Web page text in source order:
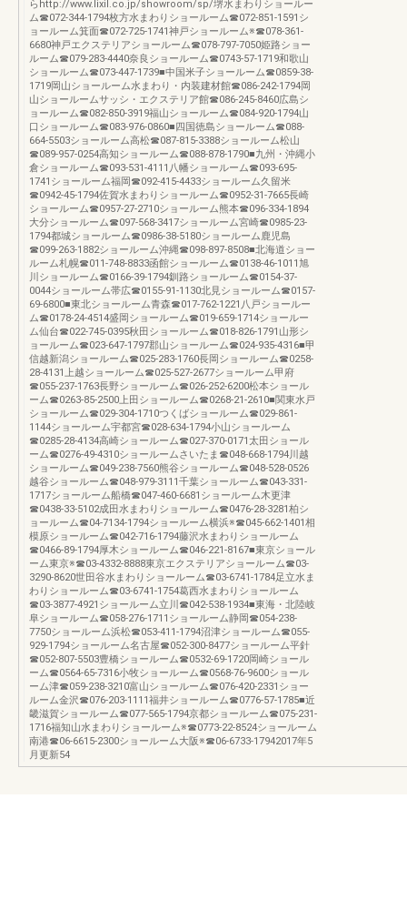
らhttp://www.lixil.co.jp/showroom/sp/堺水まわりショールー
ム☎072-344-1794枚方水まわりショールーム☎072-851-1591シ
ョールーム箕面☎072-725-1741神戸ショールーム※☎078-361-
6680神戸エクステリアショールーム☎078-797-7050姫路ショー
ルーム☎079-283-4440奈良ショールーム☎0743-57-1719和歌山
ショールーム☎073-447-1739■中国米子ショールーム☎0859-38-
1719岡山ショールーム水まわり・内装建材館☎086-242-1794岡
山ショールームサッシ・エクステリア館☎086-245-8460広島シ
ョールーム☎082-850-3919福山ショールーム☎084-920-1794山
口ショールーム☎083-976-0860■四国徳島ショールーム☎088-
664-5503ショールーム高松☎087-815-3388ショールーム松山
☎089-957-0254高知ショールーム☎088-878-1790■九州・沖縄小
倉ショールーム☎093-531-4111八幡ショールーム☎093-695-
1741ショールーム福岡☎092-415-4433ショールーム久留米
☎0942-45-1794佐賀水まわりショールーム☎0952-31-7665長崎
ショールーム☎0957-27-2710ショールーム熊本☎096-334-1894
大分ショールーム☎097-568-3417ショールーム宮崎☎0985-23-
1794都城ショールーム☎0986-38-5180ショールーム鹿児島
☎099-263-1882ショールーム沖縄☎098-897-8508■北海道ショー
ルーム札幌☎011-748-8833函館ショールーム☎0138-46-1011旭
川ショールーム☎0166-39-1794釧路ショールーム☎0154-37-
0044ショールーム帯広☎0155-91-1130北見ショールーム☎0157-
69-6800■東北ショールーム青森☎017-762-1221八戸ショールー
ム☎0178-24-4514盛岡ショールーム☎019-659-1714ショールー
ム仙台☎022-745-0395秋田ショールーム☎018-826-1791山形シ
ョールーム☎023-647-1797郡山ショールーム☎024-935-4316■甲
信越新潟ショールーム☎025-283-1760長岡ショールーム☎0258-
28-4131上越ショールーム☎025-527-2677ショールーム甲府
☎055-237-1763長野ショールーム☎026-252-6200松本ショール
ーム☎0263-85-2500上田ショールーム☎0268-21-2610■関東水戸
ショールーム☎029-304-1710つくばショールーム☎029-861-
1144ショールーム宇都宮☎028-634-1794小山ショールーム
☎0285-28-4134高崎ショールーム☎027-370-0171太田ショール
ーム☎0276-49-4310ショールームさいたま☎048-668-1794川越
ショールーム☎049-238-7560熊谷ショールーム☎048-528-0526
越谷ショールーム☎048-979-3111千葉ショールーム☎043-331-
1717ショールーム船橋☎047-460-6681ショールーム木更津
☎0438-33-5102成田水まわりショールーム☎0476-28-3281柏シ
ョールーム☎04-7134-1794ショールーム横浜※☎045-662-1401相
模原ショールーム☎042-716-1794藤沢水まわりショールーム
☎0466-89-1794厚木ショールーム☎046-221-8167■東京ショール
ーム東京※☎03-4332-8888東京エクステリアショールーム☎03-
3290-8620世田谷水まわりショールーム☎03-6741-1784足立水ま
わりショールーム☎03-6741-1754葛西水まわりショールーム
☎03-3877-4921ショールーム立川☎042-538-1934■東海・北陸岐
阜ショールーム☎058-276-1711ショールーム静岡☎054-238-
7750ショールーム浜松☎053-411-1794沼津ショールーム☎055-
929-1794ショールーム名古屋☎052-300-8477ショールーム平針
☎052-807-5503豊橋ショールーム☎0532-69-1720岡崎ショール
ーム☎0564-65-7316小牧ショールーム☎0568-76-9600ショール
ーム津☎059-238-3210富山ショールーム☎076-420-2331ショー
ルーム金沢☎076-203-1111福井ショールーム☎0776-57-1785■近
畿滋賀ショールーム☎077-565-1794京都ショールーム☎075-231-
1716福知山水まわりショールーム※☎0773-22-8524ショールーム
南港☎06-6615-2300ショールーム大阪※☎06-6733-17942017年5
月更新54